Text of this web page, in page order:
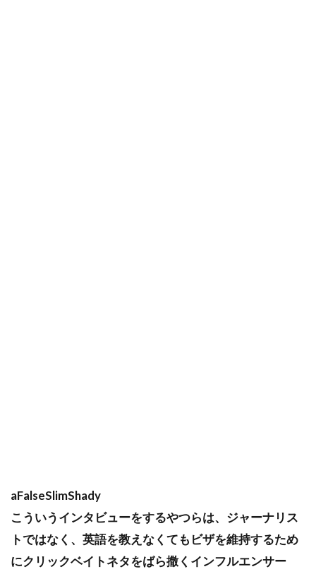
aFalseSlimShady
こういうインタビューをするやつらは、ジャーナリス
トではなく、英語を教えなくてもビザを維持するため
にクリックベイトネタをばら撒くインフルエンサー